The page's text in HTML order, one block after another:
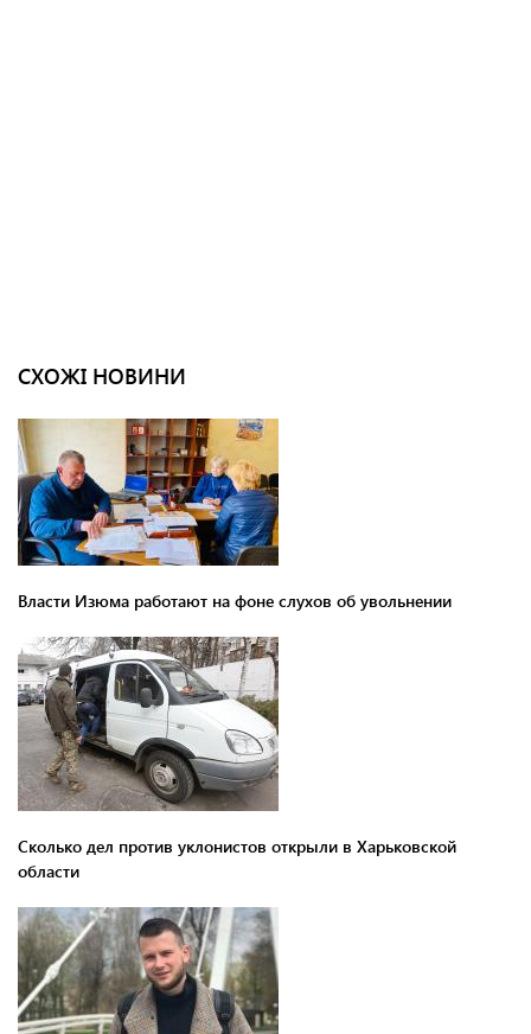
СХОЖІ НОВИНИ
Власти Изюма работают на фоне слухов об увольнении
Сколько дел против уклонистов открыли в Харьковской
области